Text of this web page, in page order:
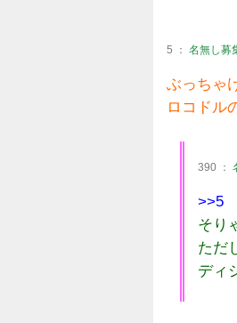
5 ： 名無し募
ぶっちゃ
ロコドル
390 ：
>>5
そり
ただ
ディ